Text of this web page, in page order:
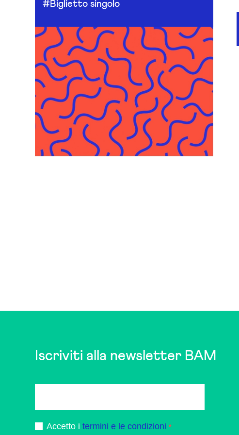
#Biglietto singolo
Iscriviti alla newsletter BAM
Accetto i termini e le condizioni